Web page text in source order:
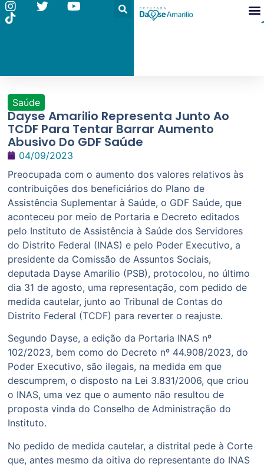
Saúde
Dayse Amarilio Representa Junto Ao
TCDF Para Tentar Barrar Aumento
Abusivo Do GDF Saúde
04/09/2023
Preocupada com o aumento dos valores relativos às
contribuições dos beneficiários do Plano de
Assistência Suplementar à Saúde, o GDF Saúde, que
aconteceu por meio de Portaria e Decreto editados
pelo Instituto de Assistência à Saúde dos Servidores
do Distrito Federal (INAS) e pelo Poder Executivo, a
presidente da Comissão de Assuntos Sociais,
deputada Dayse Amarilio (PSB), protocolou, no último
dia 31 de agosto, uma representação, com pedido de
medida cautelar, junto ao Tribunal de Contas do
Distrito Federal (TCDF) para reverter o reajuste.
Segundo Dayse, a edição da Portaria INAS nº
102/2023, bem como do Decreto nº 44.908/2023, do
Poder Executivo, são ilegais, na medida em que
descumprem, o disposto na Lei 3.831/2006, que criou
o INAS, uma vez que o aumento não resultou de
proposta vinda do Conselho de Administração do
Instituto.
No pedido de medida cautelar, a distrital pede à Corte
que, antes mesmo da oitiva do representante do INAS